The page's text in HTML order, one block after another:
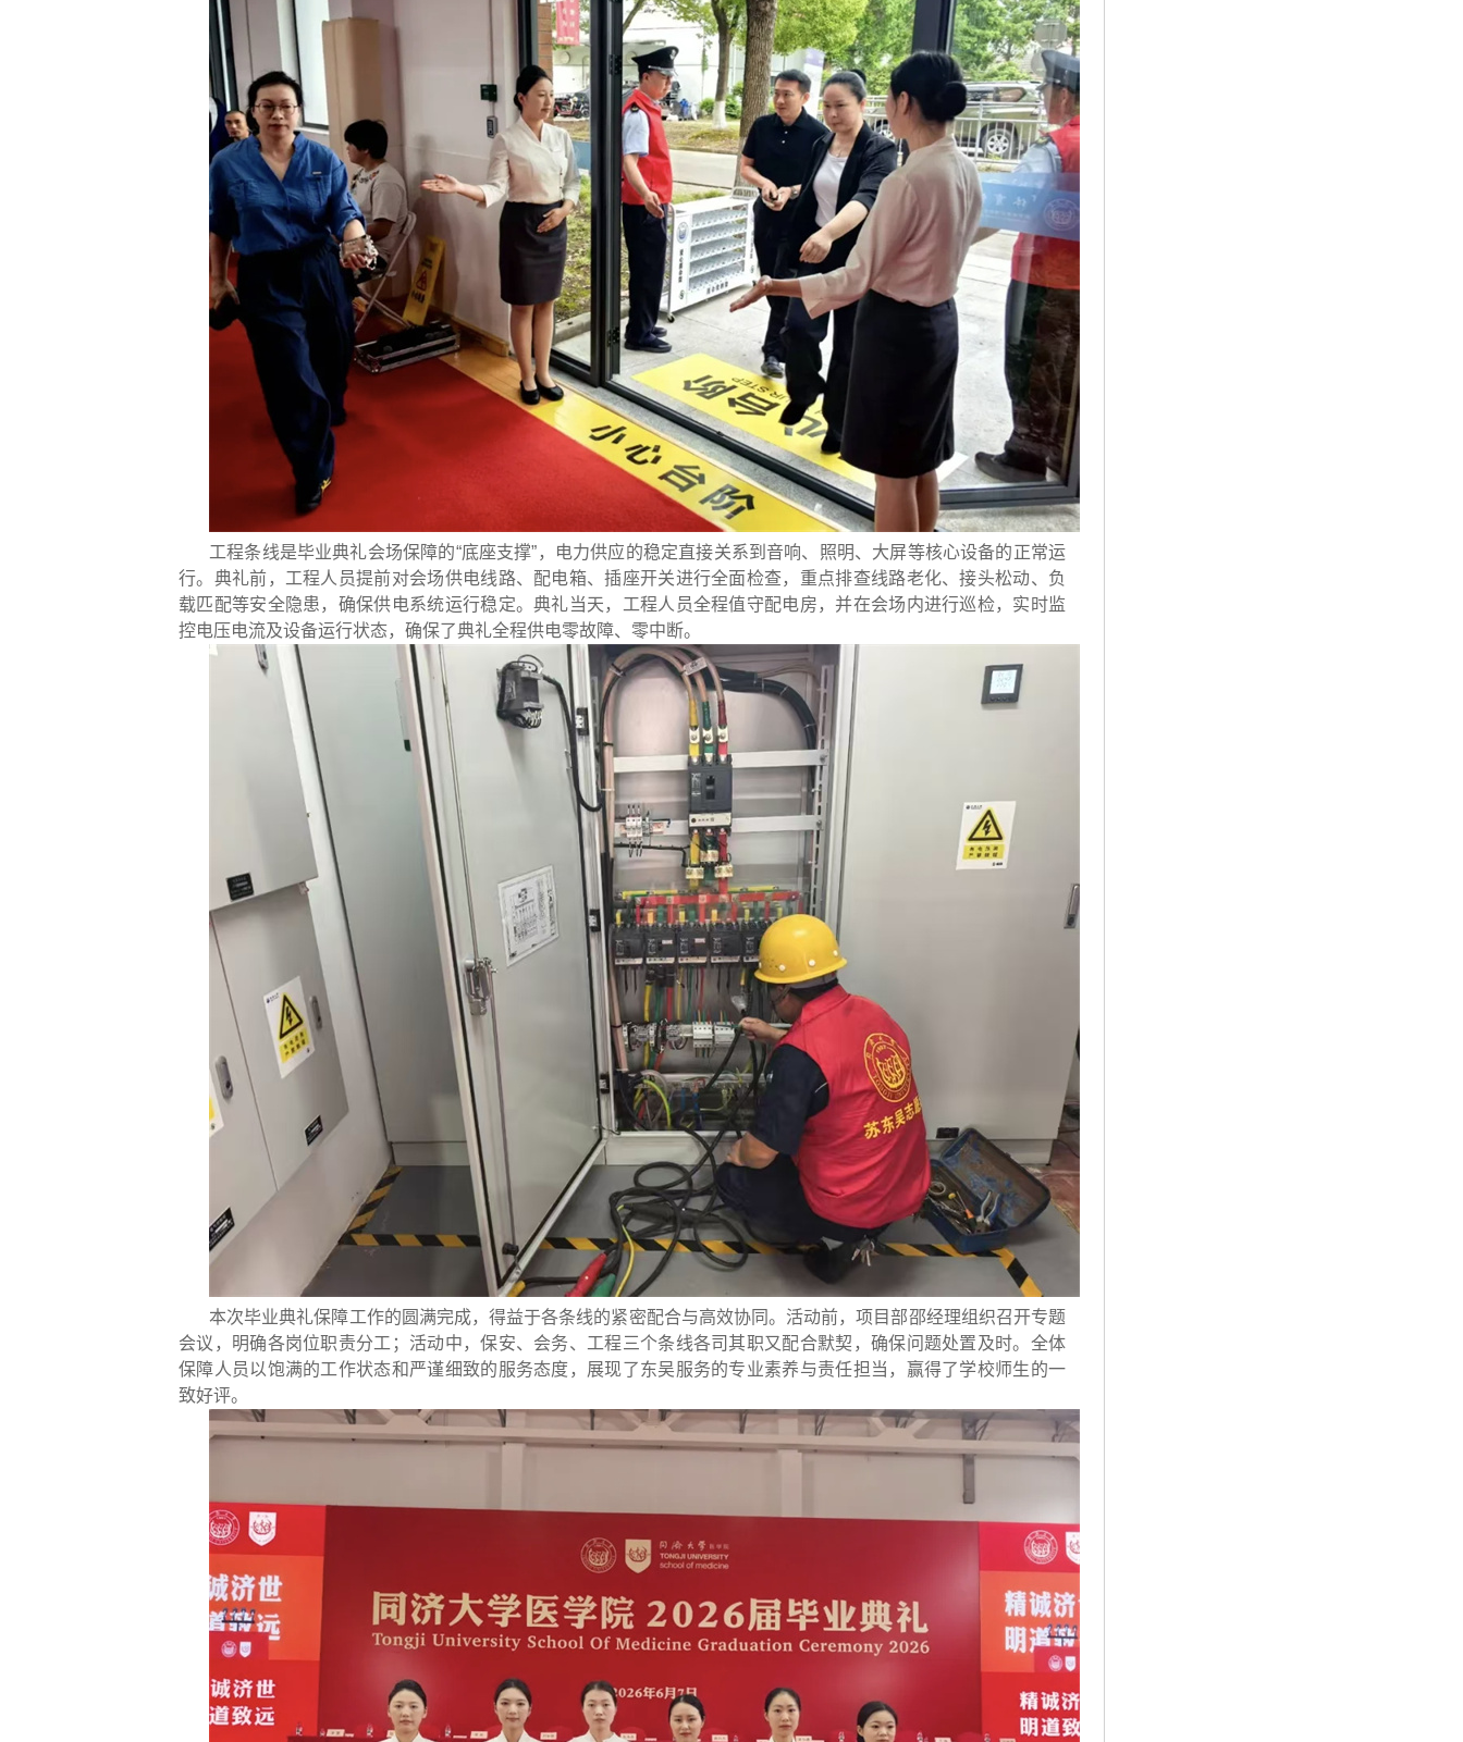
工程条线是毕业典礼会场保障的“底座支撑”，电力供应的稳定直接关系到音响、照明、大屏等核心设备的正常运
行。典礼前，工程人员提前对会场供电线路、配电箱、插座开关进行全面检查，重点排查线路老化、接头松动、负
载匹配等安全隐患，确保供电系统运行稳定。典礼当天，工程人员全程值守配电房，并在会场内进行巡检，实时监
控电压电流及设备运行状态，确保了典礼全程供电零故障、零中断。
本次毕业典礼保障工作的圆满完成，得益于各条线的紧密配合与高效协同。活动前，项目部邵经理组织召开专题
会议，明确各岗位职责分工；活动中，保安、会务、工程三个条线各司其职又配合默契，确保问题处置及时。全体
保障人员以饱满的工作状态和严谨细致的服务态度，展现了东吴服务的专业素养与责任担当，赢得了学校师生的一
致好评。